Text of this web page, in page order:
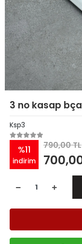
3 no kasap
Ksp3
%11
indirim
790,00 TL